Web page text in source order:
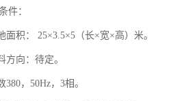
件：
面积： 25×3.5×5（长×宽×高）米。
方向：待定。
380，50Hz，3相。